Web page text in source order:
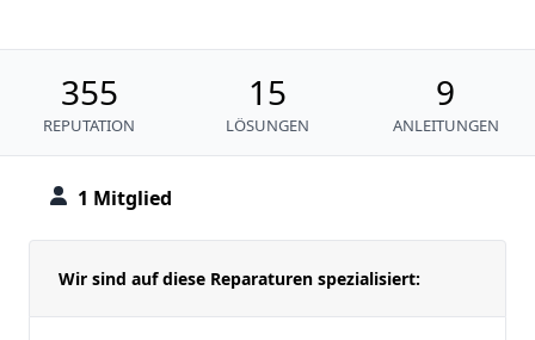
1 Mitglied
355
REPUTATION
15
LÖSUNGEN
9
ANLEITUNGEN
Wir sind auf diese Reparaturen spezialisiert: